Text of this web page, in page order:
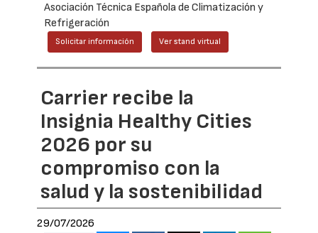
Asociación Técnica Española de Climatización y
Refrigeración
Solicitar información Ver stand virtual
Carrier recibe la
Insignia Healthy Cities
2026 por su
compromiso con la
salud y la sostenibilidad
29/07/2026